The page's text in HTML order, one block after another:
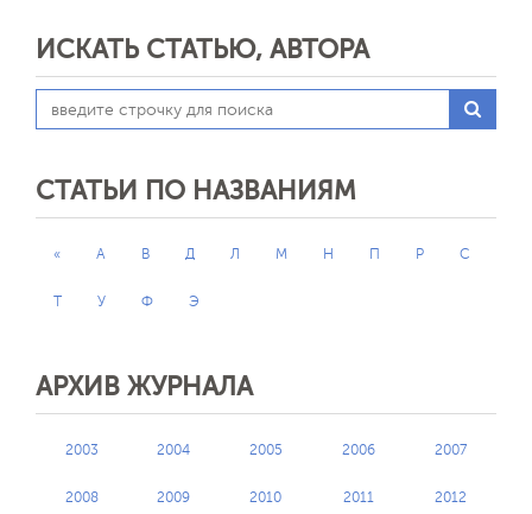
ИСКАТЬ СТАТЬЮ, АВТОРА
СТАТЬИ ПО НАЗВАНИЯМ
« А В Д Л М Н П Р С
Т У Ф Э
АРХИВ ЖУРНАЛА
2003 2004 2005 2006 2007
2008 2009 2010 2011 2012